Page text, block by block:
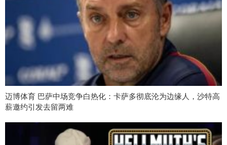
迈博体育 巴萨中场竞争白热化：卡萨多彻底沦为边缘人，沙特高
薪邀约引发去留两难